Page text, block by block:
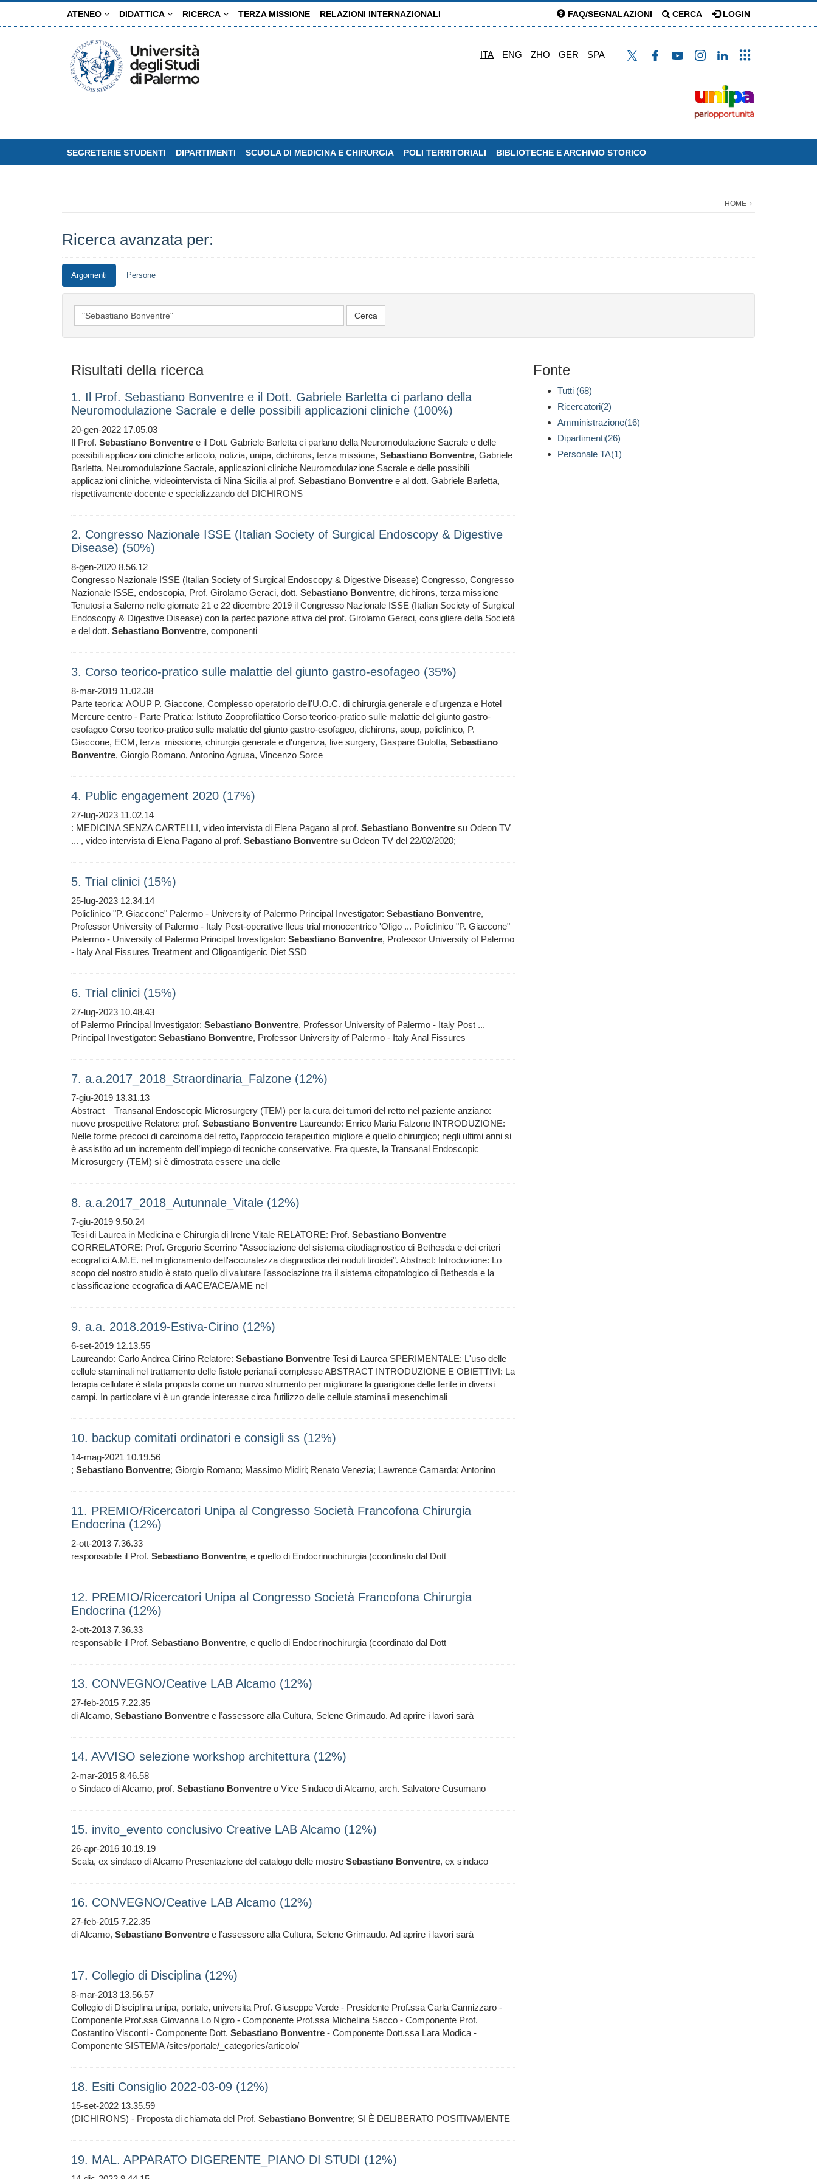
ATENEO DIDATTICA RICERCA TERZA MISSIONE RELAZIONI INTERNAZIONALI FAQ/SEGNALAZIONI CERCA LOGIN
ITA ENG ZHO GER SPA
SEGRETERIE STUDENTI DIPARTIMENTI SCUOLA DI MEDICINA E CHIRURGIA POLI TERRITORIALI BIBLIOTECHE E ARCHIVIO STORICO
HOME
Ricerca avanzata per:
Argomenti Persone
Risultati della ricerca
1. Il Prof. Sebastiano Bonventre e il Dott. Gabriele Barletta ci parlano della
Neuromodulazione Sacrale e delle possibili applicazioni cliniche (100%)
20-gen-2022 17.05.03
Il Prof. Sebastiano Bonventre e il Dott. Gabriele Barletta ci parlano della Neuromodulazione Sacrale e delle
possibili applicazioni cliniche articolo, notizia, unipa, dichirons, terza missione, Sebastiano Bonventre, Gabriele
Barletta, Neuromodulazione Sacrale, applicazioni cliniche Neuromodulazione Sacrale e delle possibili
applicazioni cliniche, videointervista di Nina Sicilia al prof. Sebastiano Bonventre e al dott. Gabriele Barletta,
rispettivamente docente e specializzando del DICHIRONS
2. Congresso Nazionale ISSE (Italian Society of Surgical Endoscopy & Digestive
Disease) (50%)
8-gen-2020 8.56.12
Congresso Nazionale ISSE (Italian Society of Surgical Endoscopy & Digestive Disease) Congresso, Congresso
Nazionale ISSE, endoscopia, Prof. Girolamo Geraci, dott. Sebastiano Bonventre, dichirons, terza missione
Tenutosi a Salerno nelle giornate 21 e 22 dicembre 2019 il Congresso Nazionale ISSE (Italian Society of Surgical
Endoscopy & Digestive Disease) con la partecipazione attiva del prof. Girolamo Geraci, consigliere della Società
e del dott. Sebastiano Bonventre, componenti
3. Corso teorico-pratico sulle malattie del giunto gastro-esofageo (35%)
8-mar-2019 11.02.38
Parte teorica: AOUP P. Giaccone, Complesso operatorio dell'U.O.C. di chirurgia generale e d'urgenza e Hotel
Mercure centro - Parte Pratica: Istituto Zooprofilattico Corso teorico-pratico sulle malattie del giunto gastro-
esofageo Corso teorico-pratico sulle malattie del giunto gastro-esofageo, dichirons, aoup, policlinico, P.
Giaccone, ECM, terza_missione, chirurgia generale e d'urgenza, live surgery, Gaspare Gulotta, Sebastiano
Bonventre, Giorgio Romano, Antonino Agrusa, Vincenzo Sorce
4. Public engagement 2020 (17%)
27-lug-2023 11.02.14
: MEDICINA SENZA CARTELLI, video intervista di Elena Pagano al prof. Sebastiano Bonventre su Odeon TV
... , video intervista di Elena Pagano al prof. Sebastiano Bonventre su Odeon TV del 22/02/2020;
5. Trial clinici (15%)
25-lug-2023 12.34.14
Policlinico "P. Giaccone" Palermo - University of Palermo Principal Investigator: Sebastiano Bonventre,
Professor University of Palermo - Italy Post-operative Ileus trial monocentrico 'Oligo ... Policlinico "P. Giaccone"
Palermo - University of Palermo Principal Investigator: Sebastiano Bonventre, Professor University of Palermo
- Italy Anal Fissures Treatment and Oligoantigenic Diet SSD
6. Trial clinici (15%)
27-lug-2023 10.48.43
of Palermo Principal Investigator: Sebastiano Bonventre, Professor University of Palermo - Italy Post ...
Principal Investigator: Sebastiano Bonventre, Professor University of Palermo - Italy Anal Fissures
7. a.a.2017_2018_Straordinaria_Falzone (12%)
7-giu-2019 13.31.13
Abstract – Transanal Endoscopic Microsurgery (TEM) per la cura dei tumori del retto nel paziente anziano:
nuove prospettive Relatore: prof. Sebastiano Bonventre Laureando: Enrico Maria Falzone INTRODUZIONE:
Nelle forme precoci di carcinoma del retto, l’approccio terapeutico migliore è quello chirurgico; negli ultimi anni si
è assistito ad un incremento dell’impiego di tecniche conservative. Fra queste, la Transanal Endoscopic
Microsurgery (TEM) si è dimostrata essere una delle
8. a.a.2017_2018_Autunnale_Vitale (12%)
7-giu-2019 9.50.24
Tesi di Laurea in Medicina e Chirurgia di Irene Vitale RELATORE: Prof. Sebastiano Bonventre
CORRELATORE: Prof. Gregorio Scerrino “Associazione del sistema citodiagnostico di Bethesda e dei criteri
ecografici A.M.E. nel miglioramento dell'accuratezza diagnostica dei noduli tiroidei”. Abstract: Introduzione: Lo
scopo del nostro studio è stato quello di valutare l'associazione tra il sistema citopatologico di Bethesda e la
classificazione ecografica di AACE/ACE/AME nel
9. a.a. 2018.2019-Estiva-Cirino (12%)
6-set-2019 12.13.55
Laureando: Carlo Andrea Cirino Relatore: Sebastiano Bonventre Tesi di Laurea SPERIMENTALE: L'uso delle
cellule staminali nel trattamento delle fistole perianali complesse ABSTRACT INTRODUZIONE E OBIETTIVI: La
terapia cellulare è stata proposta come un nuovo strumento per migliorare la guarigione delle ferite in diversi
campi. In particolare vi è un grande interesse circa l’utilizzo delle cellule staminali mesenchimali
10. backup comitati ordinatori e consigli ss (12%)
14-mag-2021 10.19.56
; Sebastiano Bonventre; Giorgio Romano; Massimo Midiri; Renato Venezia; Lawrence Camarda; Antonino
11. PREMIO/Ricercatori Unipa al Congresso Società Francofona Chirurgia
Endocrina (12%)
2-ott-2013 7.36.33
responsabile il Prof. Sebastiano Bonventre, e quello di Endocrinochirurgia (coordinato dal Dott
12. PREMIO/Ricercatori Unipa al Congresso Società Francofona Chirurgia
Endocrina (12%)
2-ott-2013 7.36.33
responsabile il Prof. Sebastiano Bonventre, e quello di Endocrinochirurgia (coordinato dal Dott
13. CONVEGNO/Ceative LAB Alcamo (12%)
27-feb-2015 7.22.35
di Alcamo, Sebastiano Bonventre e l’assessore alla Cultura, Selene Grimaudo. Ad aprire i lavori sarà
14. AVVISO selezione workshop architettura (12%)
2-mar-2015 8.46.58
o Sindaco di Alcamo, prof. Sebastiano Bonventre o Vice Sindaco di Alcamo, arch. Salvatore Cusumano
15. invito_evento conclusivo Creative LAB Alcamo (12%)
26-apr-2016 10.19.19
Scala, ex sindaco di Alcamo Presentazione del catalogo delle mostre Sebastiano Bonventre, ex sindaco
16. CONVEGNO/Ceative LAB Alcamo (12%)
27-feb-2015 7.22.35
di Alcamo, Sebastiano Bonventre e l’assessore alla Cultura, Selene Grimaudo. Ad aprire i lavori sarà
17. Collegio di Disciplina (12%)
8-mar-2013 13.56.57
Collegio di Disciplina unipa, portale, universita Prof. Giuseppe Verde - Presidente Prof.ssa Carla Cannizzaro -
Componente Prof.ssa Giovanna Lo Nigro - Componente Prof.ssa Michelina Sacco - Componente Prof.
Costantino Visconti - Componente Dott. Sebastiano Bonventre - Componente Dott.ssa Lara Modica -
Componente SISTEMA /sites/portale/_categories/articolo/
18. Esiti Consiglio 2022-03-09 (12%)
15-set-2022 13.35.59
(DICHIRONS) - Proposta di chiamata del Prof. Sebastiano Bonventre; SI È DELIBERATO POSITIVAMENTE
19. MAL. APPARATO DIGERENTE_PIANO DI STUDI (12%)
Fonte
Tutti (68)
Ricercatori(2)
Amministrazione(16)
Dipartimenti(26)
Personale TA(1)